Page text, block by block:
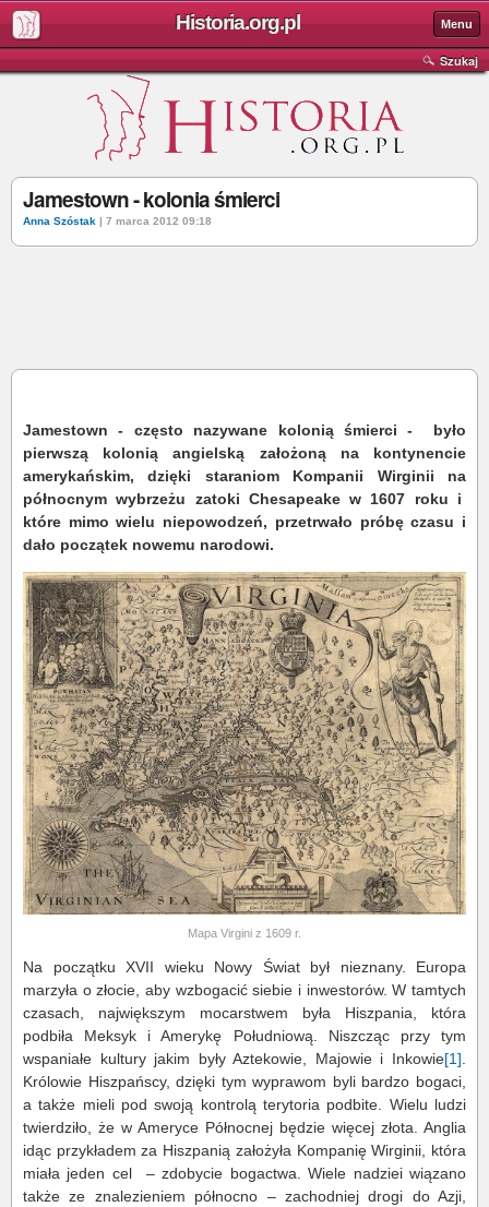
Historia.org.pl Menu
Szukaj
Jamestown - kolonia śmierci
Anna Szóstak | 7 marca 2012 09:18
Jamestown - często nazywane kolonią śmierci - było
pierwszą kolonią angielską założoną na kontynencie
amerykańskim, dzięki staraniom Kompanii Wirginii na
północnym wybrzeżu zatoki Chesapeake w 1607 roku i
które mimo wielu niepowodzeń, przetrwało próbę czasu i
dało początek nowemu narodowi.
Mapa Virgini z 1609 r.
Na początku XVII wieku Nowy Świat był nieznany. Europa
marzyła o złocie, aby wzbogacić siebie i inwestorów. W tamtych
czasach, największym mocarstwem była Hiszpania, która
podbiła Meksyk i Amerykę Południową. Niszcząc przy tym
wspaniałe kultury jakim były Aztekowie, Majowie i Inkowie[1].
Królowie Hiszpańscy, dzięki tym wyprawom byli bardzo bogaci,
a także mieli pod swoją kontrolą terytoria podbite. Wielu ludzi
twierdziło, że w Ameryce Północnej będzie więcej złota. Anglia
idąc przykładem za Hiszpanią założyła Kompanię Wirginii, która
miała jeden cel – zdobycie bogactwa. Wiele nadziei wiązano
także ze znalezieniem północno – zachodniej drogi do Azji,